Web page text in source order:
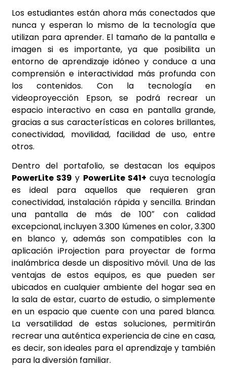
Los estudiantes están ahora más conectados que
nunca y esperan lo mismo de la tecnología que
utilizan para aprender. El tamaño de la pantalla e
imagen si es importante, ya que posibilita un
entorno de aprendizaje idóneo y conduce a una
comprensión e interactividad más profunda con
los contenidos. Con la tecnología en
videoproyección Epson, se podrá recrear un
espacio interactivo en casa en pantalla grande,
gracias a sus características en colores brillantes,
conectividad, movilidad, facilidad de uso, entre
otros.
Dentro del portafolio, se destacan los equipos
PowerLite S39 y PowerLite S41+ cuya tecnología
es ideal para aquellos que requieren gran
conectividad, instalación rápida y sencilla. Brindan
una pantalla de más de 100″ con calidad
excepcional, incluyen 3.300 lúmenes en color, 3.300
en blanco y, además son compatibles con la
aplicación iProjection para proyectar de forma
inalámbrica desde un dispositivo móvil. Una de las
ventajas de estos equipos, es que pueden ser
ubicados en cualquier ambiente del hogar sea en
la sala de estar, cuarto de estudio, o simplemente
en un espacio que cuente con una pared blanca.
La versatilidad de estas soluciones, permitirán
recrear una auténtica experiencia de cine en casa,
es decir, son ideales para el aprendizaje y también
para la diversión familiar.